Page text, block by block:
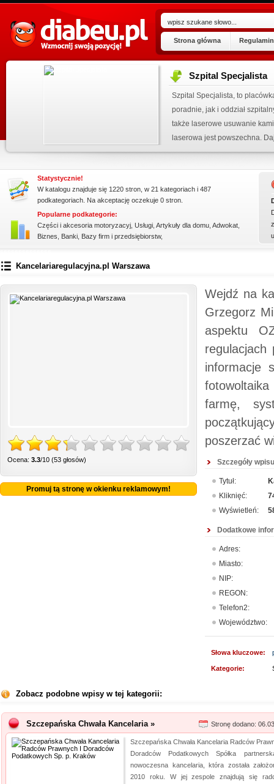
Strona główna
Szpital Specjalista
Szpital Specjalista, to
poradnie, jak i oddział
także laserowe usuwanie
laserowa jest powszechna.
Statystycznie!
W katalogu znajduje się 1220 stron, w 21 kategoriach i 487
podkategoriach. Na akceptację oczekuje 0 stron.
Popularne podkategorie:
Części i akcesoria motoryzacyj Usługi Artykuły dla domu Adwokat
Biznes
Banki Bazy firm i przedsiębiorstw,
Kancelariaregulacyjna.pl Warszawa
Ocena: 3.3/10 (53 głosów)
Promuj tą stronę w okienku reklamowym!
Wejdź na
Grzegorz
aspektu
informacje
farmę,
poszerzać
Szczegóły
Tytuł:
Kliknięć:
Wyświetleń:
Dodatkowe
Adres:
Miasto:
NIP:
REGON:
Telefon2:
Województwo:
Słowa kluczowe:
Kategorie:
Zobacz podobne wpisy w tej kategorii:
Szczepańska Chwała Kancelaria » Stronę dodano:
Szczepańska Chwała Kancelaria Radców
Doradców Podatkowych Spółka
nowoczesna kancelaria, która została
2010 roku. W jej zespole znajdują się